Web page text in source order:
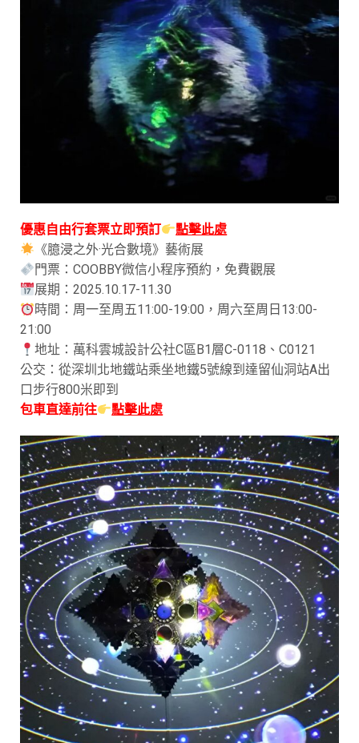
優惠自由行套票立即預訂
點擊此處
《臆浸之外·光合數境》藝術展
門票：COOBBY微信小程序預約，免費觀展
展期：2025.10.17-11.30
時間：周一至周五11:00-19:00，周六至周日13:00-
21:00
地址：萬科雲城設計公社C區B1層C-0118、C0121
公交：從深圳北地鐵站乘坐地鐵5號線到達留仙洞站A出
口步行800米即到
包車直達前往
點擊此處